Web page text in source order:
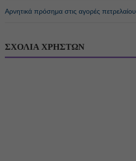
Αρνητικά πρόσημα στις αγορές πετρελαίου
ΣΧΟΛΙΑ ΧΡΗΣΤΩΝ